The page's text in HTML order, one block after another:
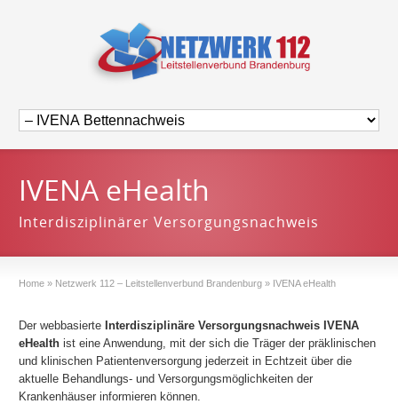
IVENA eHealth
Interdisziplinärer Versorgungsnachweis
Home » Netzwerk 112 – Leitstellenverbund Brandenburg » IVENA eHealth
Der webbasierte Interdisziplinäre Versorgungsnachweis IVENA
eHealth ist eine Anwendung, mit der sich die Träger der präklinischen
und klinischen Patientenversorgung jederzeit in Echtzeit über die
aktuelle Behandlungs- und Versorgungsmöglichkeiten der
Krankenhäuser informieren können.